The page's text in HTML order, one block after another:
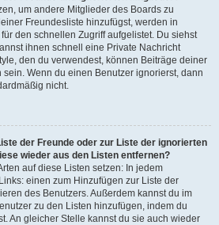
um andere Mitglieder des Boards zu
Freundesliste hinzufügst, werden in
den schnellen Zugriff aufgelistet. Du siehst
ihnen schnell eine Private Nachricht
den du verwendest, können Beiträge deiner
Wenn du einen Benutzer ignorierst, dann
nicht.
der Freunde oder zur Liste der ignorierten
wieder aus den Listen entfernen?
auf diese Listen setzen: In jedem
einen zum Hinzufügen zur Liste der
des Benutzers. Außerdem kannst du im
zu den Listen hinzufügen, indem du
An gleicher Stelle kannst du sie auch wieder